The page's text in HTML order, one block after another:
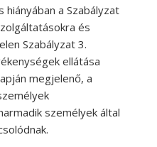
a Szabályzat
és
Szabályzat 3.
ellátása
megjelenő, a
személyek által